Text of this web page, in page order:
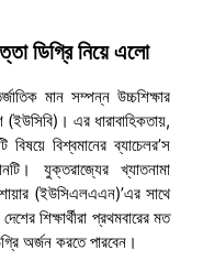
ডিগ্রি নিয়ে এলো
মান সম্পন্ন উচ্চশিক্ষার
(ইউসিবি)। এর ধারাবাহিকতায়,
বিশ্বমানের ব্যাচেলর’স
যুক্তরাজ্যের খ্যাতনামা
(ইউসিএলএএন)’এর সাথে
শিক্ষার্থীরা প্রথমবারের মত
অর্জন করতে পারবেন।